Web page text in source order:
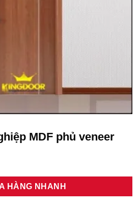
MDF phủ veneer
HÀNG NHANH